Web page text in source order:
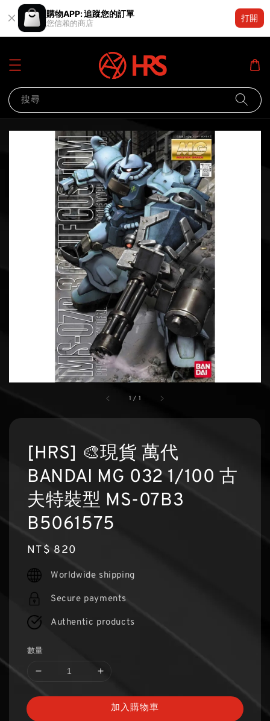
購物APP: 追蹤您的訂單
您信賴的商店
打開
搜尋
1 / 1
[HRS] 🎨現貨 萬代
BANDAI MG 032 1/100 古
夫特裝型 MS-07B3
B5061575
Regular
price
NT$ 820
Worldwide shipping
Secure payments
Authentic products
數量
加入購物車